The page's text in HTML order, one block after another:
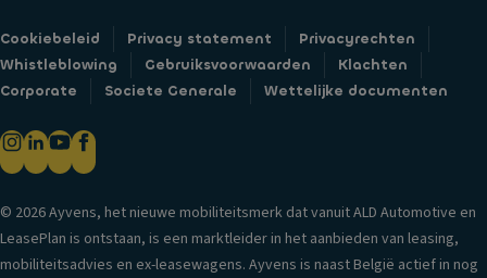
Cookiebeleid Privacy statement
Privacyrechten
Whistleblowing
Gebruiksvoorwaarden
Klachten
Corporate
Societe Generale Wettelijke documenten
© 2026 Ayvens, het nieuwe mobiliteitsmerk dat vanuit ALD Automotive en
LeasePlan is ontstaan, is een marktleider in het aanbieden van leasing,
mobiliteitsadvies en ex-leasewagens. Ayvens is naast België actief in nog